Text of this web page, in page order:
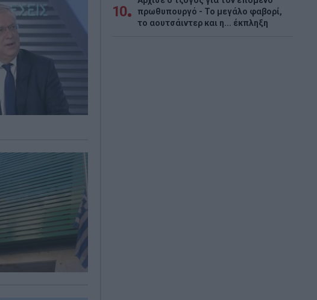
10
πρωθυπουργό - Το μεγάλο φαβορί,
το αουτσάιντερ και η... έκπληξη